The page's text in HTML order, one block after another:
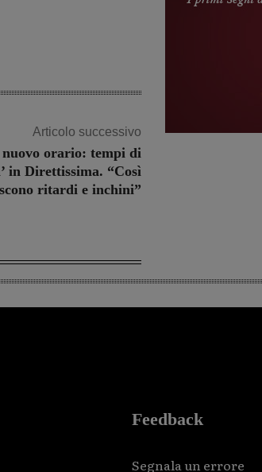
Articolo successivo
orario: tempi di
in Direttissima. “Così
ritardi e inchini”
Feedback
Segnala un errore